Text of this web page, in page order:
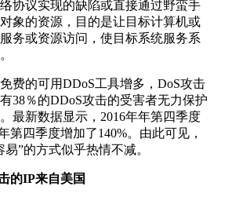
协议实现的缺陷或直接通过野蛮手
象的资源，目的是让目标计算机或
务或资源访问，使目标系统服务系
的可用DDoS工具增多，DoS攻击
38％的DDoS攻击的受害者无力保护
最新数据显示，2016年年第四季度
第四季度增加了140%。由此可见，
”的方式似乎热情不减。
IP来自美国